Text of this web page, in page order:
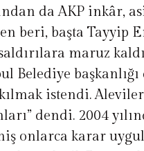
da AKP inkâr,
beri, başta Tayyip
maruz
Belediye
istendi.
dendi. 2004
onlarca karar